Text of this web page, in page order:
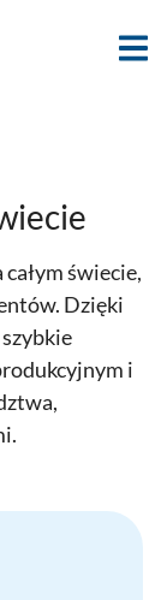
świecie,
Dzięki
i